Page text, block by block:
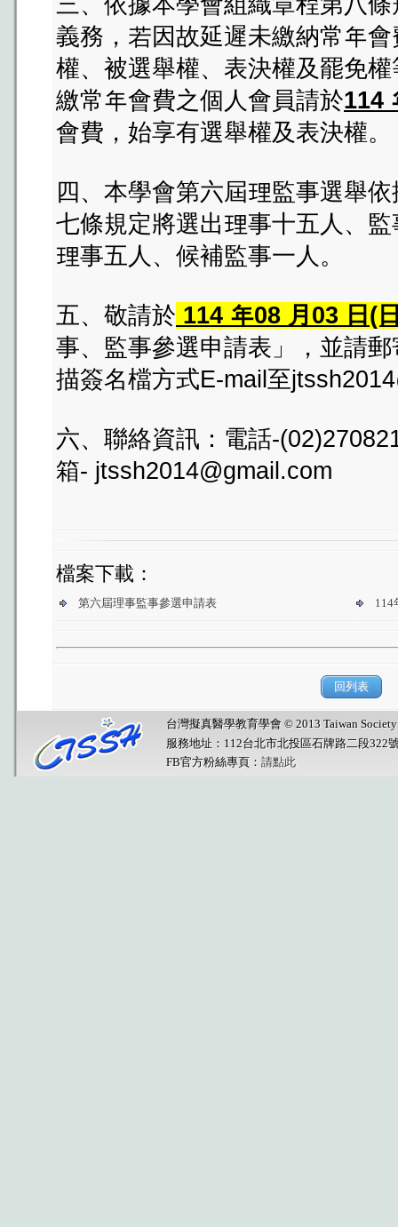
義務，若因故延遲未繳納常年
權、被選舉權、表決權及罷免
繳常年會費之個人會員請於114
會費，始享有選舉權及表決權。
四、本學會第六屆理監事選舉
七條規定將選出理事十五人、
理事五人、候補監事一人。
五、敬請於 114 年08 月03 日(
事、監事參選申請表」，並請
描簽名檔方式E-mail至
六、聯絡資訊：電話-
箱- jtssh2014@gmail.com
檔案下載：
第六屆理事監事參選申請表 114
回列表
台灣擬真醫學教育學會 © 2013 Taiwan
服務地址：112台北市北投區石牌路二段322
FB官方粉絲專頁： 請點此